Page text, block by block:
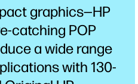
graphics—HP
catching POP
a wide range
with 130-